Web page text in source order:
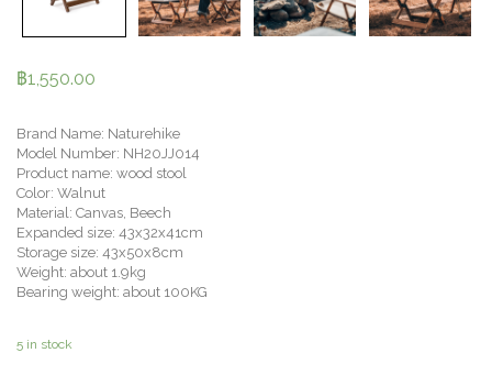
฿1,550.00
Brand Name: Naturehike
Model Number: NH20JJ014
Product name: wood stool
Color: Walnut
Material: Canvas, Beech
Expanded size: 43x32x41cm
Storage size: 43x50x8cm
Weight: about 1.9kg
Bearing weight: about 100KG
5 in stock